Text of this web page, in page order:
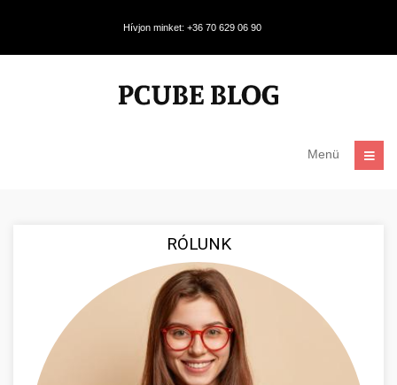
Hívjon minket: +36 70 629 06 90
Menü
RÓLUNK